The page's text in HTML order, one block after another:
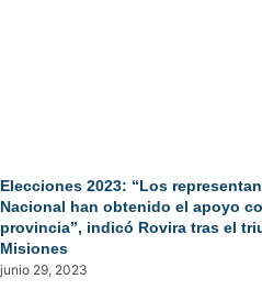
Elecciones 2023: “Los
Nacional han obtenido el apoyo
provincia”, indicó Rovira tras el
Misiones
junio 29, 2023